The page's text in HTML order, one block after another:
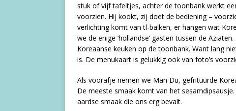
stuk of vijf tafeltjes, achter de toonbank werkt
voorzien. Hij kookt, zij doet de bediening –
verlichting komt van tl-balken, er hangen wat
we de enige ‘hollandse’ gasten tussen de
Koreaanse keuken op de toonbank. Want lang
is. De menukaart is gelukkig ook van foto’s
Als voorafje nemen we Man Du, gefrituurde
De meeste smaak komt van het
aardse smaak die ons erg bevalt.